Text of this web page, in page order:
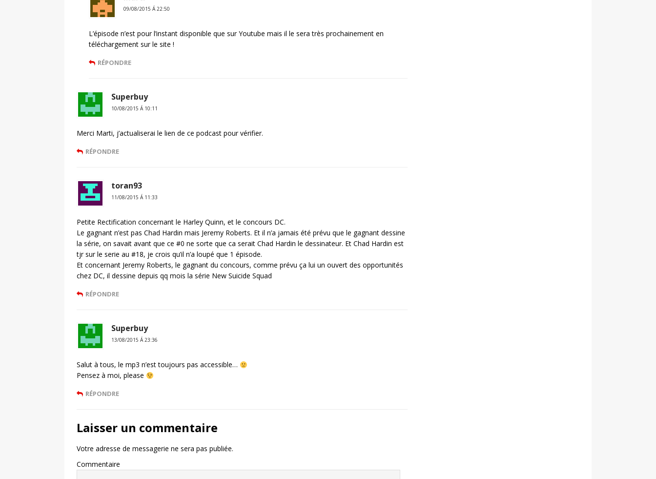
09/08/2015 Á 22:50
L’épisode n’est pour l’instant disponible que sur Youtube mais il le sera très prochainement en
téléchargement sur le site !
RÉPONDRE
Superbuy
10/08/2015 Á 10:11
Merci Marti, j’actualiserai le lien de ce podcast pour vérifier.
RÉPONDRE
toran93
11/08/2015 Á 11:33
Petite Rectification concernant le Harley Quinn, et le concours DC.
Le gagnant n’est pas Chad Hardin mais Jeremy Roberts. Et il n’a jamais été prévu que le gagnant dessine
la série, on savait avant que ce #0 ne sorte que ca serait Chad Hardin le dessinateur. Et Chad Hardin est
tjr sur le serie au #18, je crois qu’il n’a loupé que 1 épisode.
Et concernant Jeremy Roberts, le gagnant du concours, comme prévu ça lui un ouvert des opportunités
chez DC, il dessine depuis qq mois la série New Suicide Squad
RÉPONDRE
Superbuy
13/08/2015 Á 23:36
Salut à tous, le mp3 n’est toujours pas accessible…
Pensez à moi, please
RÉPONDRE
Laisser un commentaire
Votre adresse de messagerie ne sera pas publiée.
Commentaire